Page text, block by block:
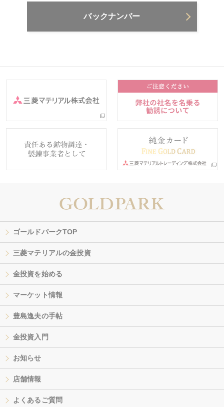
バックナンバー
ゴールドパークTOP
三菱マテリアルの金投資
金投資を始める
マーケット情報
豊島逸夫の手帖
金投資入門
お知らせ
店舗情報
よくあるご質問